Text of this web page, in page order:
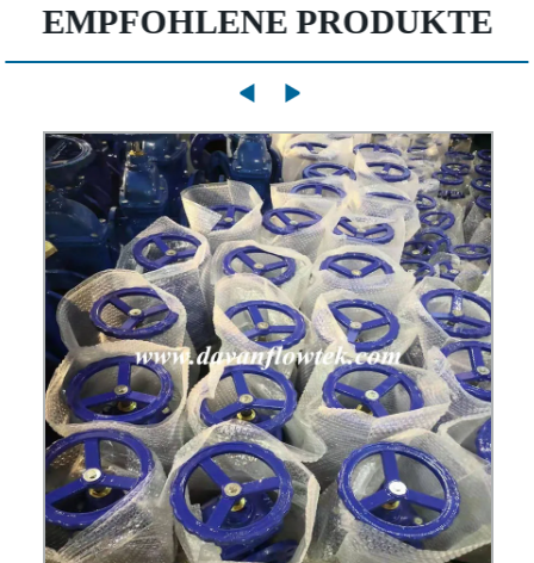
EMPFOHLENE PRODUKTE